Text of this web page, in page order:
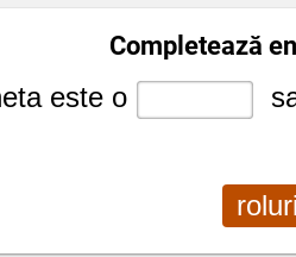
Completează
este o
roluri